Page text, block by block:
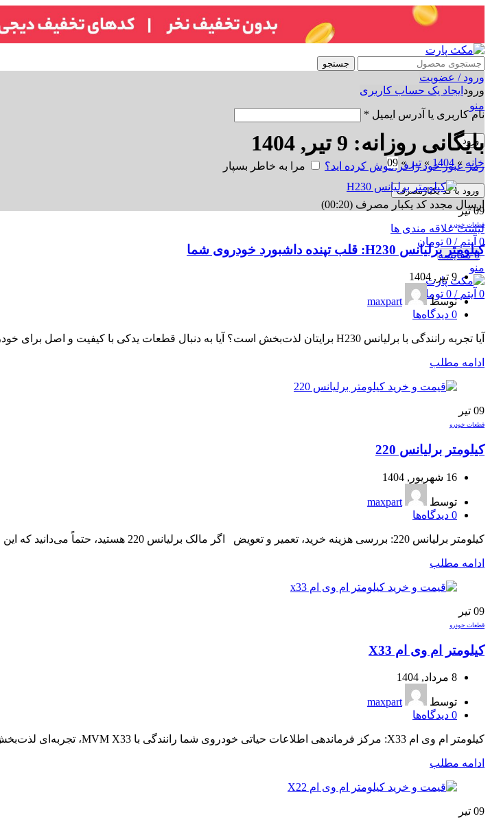
جستجو
ورود / عضویت
ورود ایجاد یک حساب کاربری
نام کاربری یا آدرس ایمیل *
ورود
رمز عبور خود را فراموش کرده اید؟ مرا به خاطر بسپار
ورود با کد یکبارمصرف
ارسال مجدد کد یکبار مصرف (00:
20
)
لیست علاقه مندی ها
0 آیتم /
0 تومان
0 مقایسه
منو
0 آیتم /
0 تومان
منو
بایگانی روزانه: 9 تیر, 1404
خانه »
1404
» تیر »
09
09 تیر
قطعات خودرو
کیلومتر برلیانس H230: قلب تپنده داشبورد خودروی شما
9 تیر, 1404
توسط
maxpart
0 دیدگاه‌ها
آیا تجربه رانندگی با برلیانس H230 برایتان لذت‌بخش است؟ آیا به دنبال قطعات یدکی با کیفیت و اصل برای خودروی محبوب خود هستید؟ یکی از...
ادامه مطلب
09 تیر
قطعات خودرو
کیلومتر برلیانس 220
16 شهریور, 1404
توسط
maxpart
0 دیدگاه‌ها
کیلومتر برلیانس 220: بررسی هزینه خرید، تعمیر و تعویض اگر مالک برلیانس 220 هستید، حتماً می‌دانید که این خودروی شهری و جمع...
ادامه مطلب
09 تیر
قطعات خودرو
کیلومتر ام وی ام X33
8 مرداد, 1404
توسط
maxpart
0 دیدگاه‌ها
کیلومتر ام وی ام X33: مرکز فرماندهی اطلاعات حیاتی خودروی شما رانندگی با MVM X33، تجربه‌ای لذت‌بخش و ایمن است، اما این تجربه بدون...
ادامه مطلب
09 تیر